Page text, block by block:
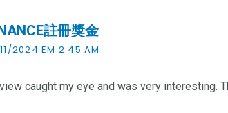
註冊獎金
2024 EM 2:45 AM
caught my eye and was very interesting.